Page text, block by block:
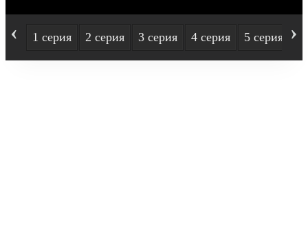
‹ 1 серия 2 серия 3 серия 4 серия 5 серия ›